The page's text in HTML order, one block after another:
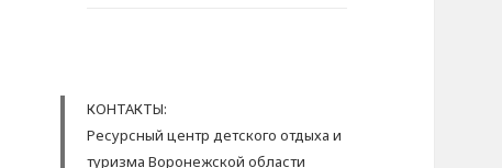
КОНТАКТЫ:
Ресурсный центр детского отдыха и
туризма Воронежской области